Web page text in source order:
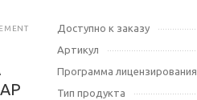
Доступно к заказу
Артикул
Программа лицензирования
Тип продукта